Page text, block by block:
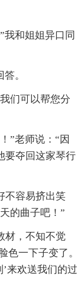
我和姐姐异口同
。
们可以帮您分
”老师说：“因
要夺回这家琴行
不容易挤出笑
的曲子吧！”
材，不知不觉
色一下子变了。
来欢送我们的过